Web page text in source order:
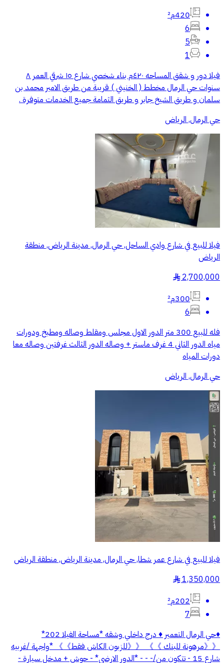
420م²
6
5
1
فيلا دور و شقق المساحه ٤٢٠م بناء شخصي شارع ١٥ شرقي العمر ٨
سنوات حي الرمال مخطط ( الخنيني ) قريبة من طريق الامير محمد بن
سلمان و طريق الشيخ جابر و طريق الثمامة جميع الخدمات متوفرة .
حي الرمال, الرياض
فيلا للبيع في شارع وادي الساحل, حي الرمال, مدينة الرياض, منطقة
الرياض
2,700,000
§
300م²
6
فله للبيع 300 متر الدور الاول مجلس ومقلط وصاله ومطبخ ودورات
مياه الدور الثاني 4 غرف ماستر + وصاله الدور الثالث غرفتين وصاله معا
دورات المياه
حي الرمال, الرياض
فيلا للبيع في شارع عمر شطا, حي الرمال, مدينة الرياض, منطقة الرياض
1,350,000
§
202م²
7
♦️حي الرمال التعمير ♦️ درج داخلي وشقه *مساحة الفيلا 202*
《《مرهونة للبنك 》》 《《للزبون الكاش فقط》》 *واجهة /غربيه
شارع 15 - تتكون من/- - - *الدور الارضي* - حوش + مدخل سيارة -